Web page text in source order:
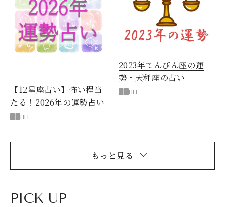
【12星座占い】怖い程当
たる！2026年の運勢占い
LIFE
2023年てんびん座の運
勢・天秤座の占い
LIFE
もっと見る
PICK UP